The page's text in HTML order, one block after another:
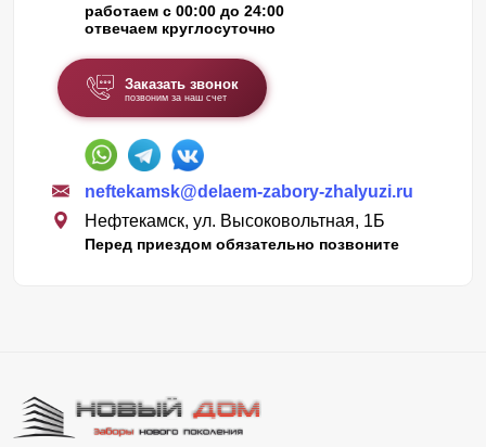
работаем с 00:00 до 24:00
отвечаем круглосуточно
Заказать звонок
позвоним за наш счет
neftekamsk@delaem-zabory-zhalyuzi.ru
Нефтекамск, ул. Высоковольтная, 1Б
Перед приездом обязательно позвоните